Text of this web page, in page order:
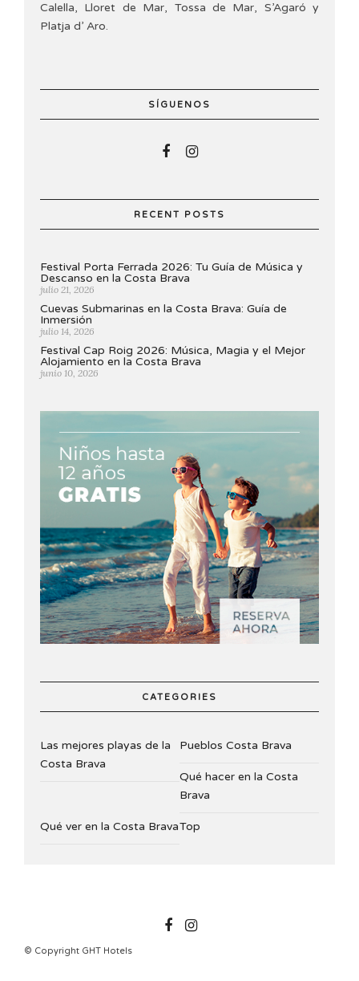
Calella, Lloret de Mar, Tossa de Mar, S’Agaró y
Platja d’ Aro.
SÍGUENOS
RECENT POSTS
Festival Porta Ferrada 2026: Tu Guía de Música y
Descanso en la Costa Brava
julio 21, 2026
Cuevas Submarinas en la Costa Brava: Guía de
Inmersión
julio 14, 2026
Festival Cap Roig 2026: Música, Magia y el Mejor
Alojamiento en la Costa Brava
junio 10, 2026
CATEGORIES
Las mejores playas de la
Costa Brava
Pueblos Costa Brava
Qué hacer en la Costa
Brava
Qué ver en la Costa BravaTop
© Copyright GHT Hotels